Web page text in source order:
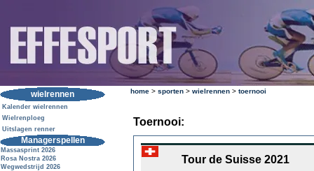
wielrennen
Kalender wielrennen
Wielrenploeg
Uitslagen renner
Managerspellen
Massasprint 2026
Rosa Nostra 2026
Wegwedstrijd 2026
home > sporten > wielrennen > toernooi
Toernooi:
Tour de Suisse 2021